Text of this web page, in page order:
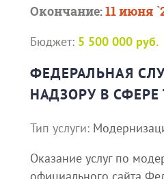
Окончание:11 июня
Бюджет: 5 500 000 руб.
ФЕДЕРАЛЬНАЯ
НАДЗОРУ В СФЕРЕ
Тип услуги:
Оказание услуг по